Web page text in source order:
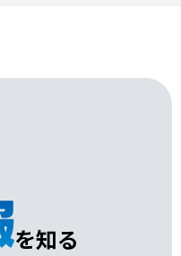
を知る